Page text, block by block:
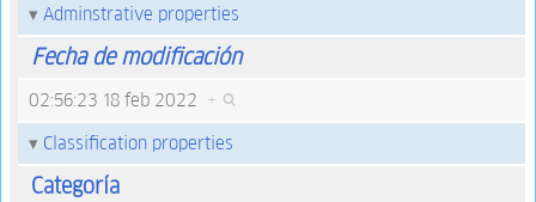
Adminstrative properties
Fecha de modificación
02:56:23 18 feb 2022 +
Classification properties
Categoría